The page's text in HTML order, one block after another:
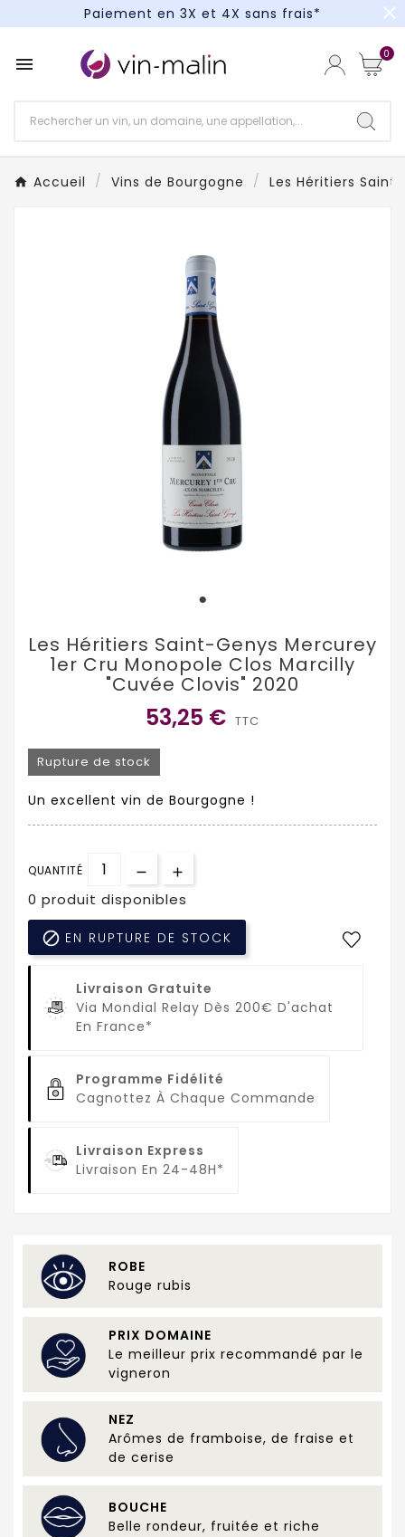
Paiement en 3X et 4X sans frais*
Paiement en 3X et 4X sans frais*
close
 0
Accueil Vins de Bourgogne Les Héritiers Saint
Les Héritiers Saint-Genys Mercurey
1er Cru Monopole Clos Marcilly
"Cuvée Clovis" 2020
53,25 € TTC
Rupture de stock
Un excellent vin de Bourgogne !
QUANTITÉ
0 produit disponibles
 EN RUPTURE DE STOCK
Livraison Gratuite
Via Mondial Relay Dès 200€ D'achat
En France*
Programme Fidélité
Cagnottez À Chaque Commande
Livraison Express
Livraison En 24-48H*
ROBE
Rouge rubis
PRIX DOMAINE
Le meilleur prix recommandé par le
vigneron
NEZ
Arômes de framboise, de fraise et
de cerise
BOUCHE
Belle rondeur, fruitée et riche